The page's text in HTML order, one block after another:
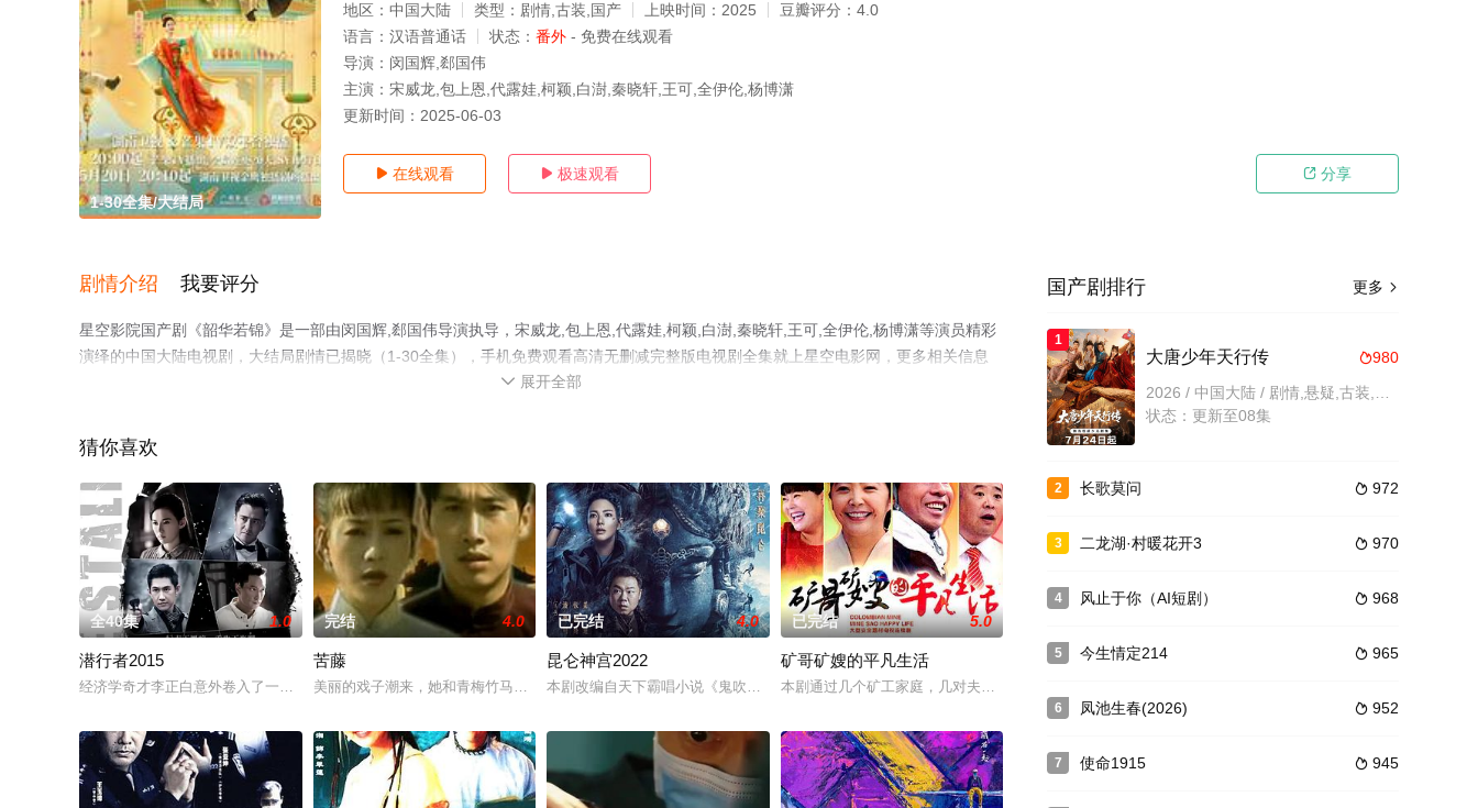
1-30全集/大结局
地区： 中国大陆 类型： 剧情,古装,国产 上映时间： 2025 豆瓣评分： 4.0
语言： 汉语普通话 状态： 番外 - 免费在线观看
导演： 闵国辉,郄国伟
主演： 宋威龙,包上恩,代露娃,柯颖,白澍,秦晓轩,王可,全伊伦,杨博潇
更新时间： 2025-06-03
 在线观看  极速观看  分享
剧情介绍 我要评分
星空影院国产剧《韶华若锦》是一部由闵国辉,郄国伟导演执导，宋威龙,包上恩,代露娃,柯颖,白澍,秦晓轩,王可,全伊伦,杨博潇等演员精彩
演绎的中国大陆电视剧，大结局剧情已揭晓（1-30全集），手机免费观看高清无删减完整版电视剧全集就上星空电影网，更多相关信息
 展开全部
猜你喜欢
全40集 1.0
潜行者2015
经济学奇才李正白意外卷入了一场针对日伪的经济战，结识了最终引导自己找到信仰的精神导师伍云召
完结 4.0
苦藤
美丽的戏子潮来，她和青梅竹马的师兄陈继信、霸占了刘家的恶霸刘宗绪以及后来出现的富家弟子廖青
已完结 4.0
昆仑神宫2022
本剧改编自天下霸唱小说《鬼吹灯之昆仑神宫》，主要围绕着“格萨尔王”中传说的魔国冰川水晶尸展
已完结 5.0
矿哥矿嫂的平凡生活
本剧通过几个矿工家庭，几对夫妻(恋人)生活中的故事，表现出当代煤矿工人的理想追求，喜怒哀乐
更多 
国产剧排行
1
980
大唐少年天行传
状态：更新至08集
2  972
长歌莫问
3  970
二龙湖·村暖花开3
4  968
风止于你（AI短剧）
5  965
今生情定214
6  952
凤池生春(2026)
7  945
使命1915